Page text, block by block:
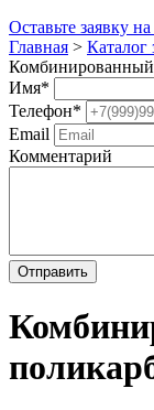
Оставьте заявку
Главная > Каталог
Комбинированный
Имя*
Телефон*
Email
Комментарий